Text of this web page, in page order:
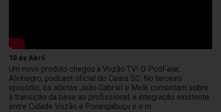
10 de Abril
Um novo produto chegou à Vozão TV! O PodFalar,
Alvinegro, podcast oficial do Ceará SC. No terceiro
episódio, os atletas João Gabriel e Melk comentam sobre
a transição da base ao profissional, a integração existente
entre Cidade Vozão e Porangabuçu e o m